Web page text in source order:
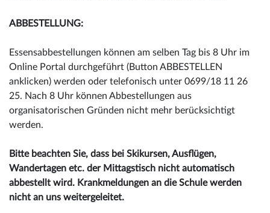
ABBESTELLUNG:
Essensabbestellungen können am selben Tag bis 8 Uhr im
Online Portal durchgeführt (Button ABBESTELLEN
anklicken) werden oder telefonisch unter 0699/18 11 26
25. Nach 8 Uhr können Abbestellungen aus
organisatorischen Gründen nicht mehr berücksichtigt
werden.
Bitte beachten Sie, dass bei Skikursen, Ausflügen,
Wandertagen etc. der Mittagstisch nicht automatisch
abbestellt wird. Krankmeldungen an die Schule werden
nicht an uns weitergeleitet.